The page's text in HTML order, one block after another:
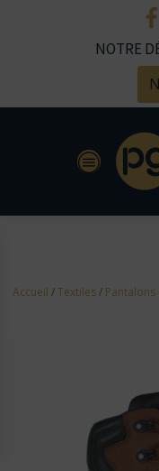
NOTRE
Accueil /Textiles/ Pantalons